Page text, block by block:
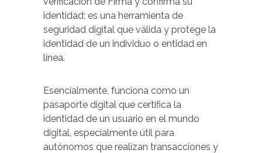
identidad; es una herramienta de
seguridad digital que válida y protege la
identidad de un individuo o entidad en
línea.
Esencialmente, funciona como un
pasaporte digital que certifica la
identidad de un usuario en el mundo
digital, especialmente útil para
autónomos que realizan transacciones y